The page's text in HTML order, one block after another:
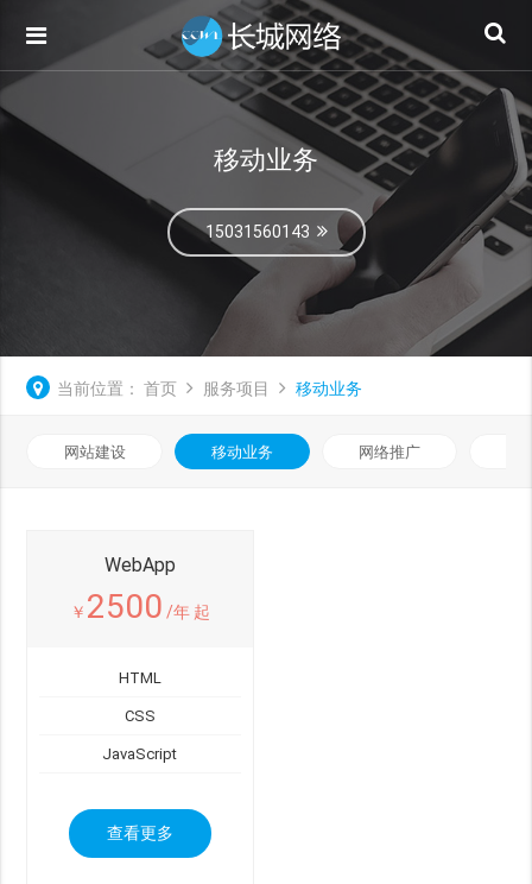
移动业务
15031560143
当前位置： 首页 服务项目 移动业务
网站建设 移动业务 网络推广
WebApp
￥ 2500 /年 起
HTML
CSS
JavaScript
查看更多